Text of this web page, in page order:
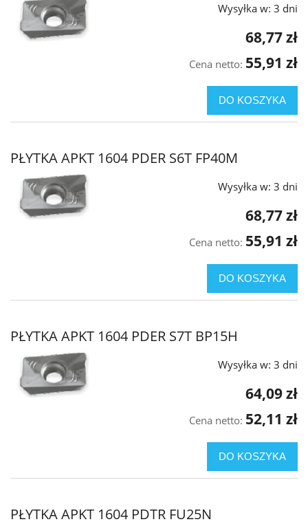
Wysyłka w: 3 dni
68,77 zł
Cena netto: 55,91 zł
DO KOSZYKA
PŁYTKA APKT 1604 PDER S6T FP40M
Wysyłka w: 3 dni
68,77 zł
Cena netto: 55,91 zł
DO KOSZYKA
PŁYTKA APKT 1604 PDER S7T BP15H
Wysyłka w: 3 dni
64,09 zł
Cena netto: 52,11 zł
DO KOSZYKA
PŁYTKA APKT 1604 PDTR FU25N